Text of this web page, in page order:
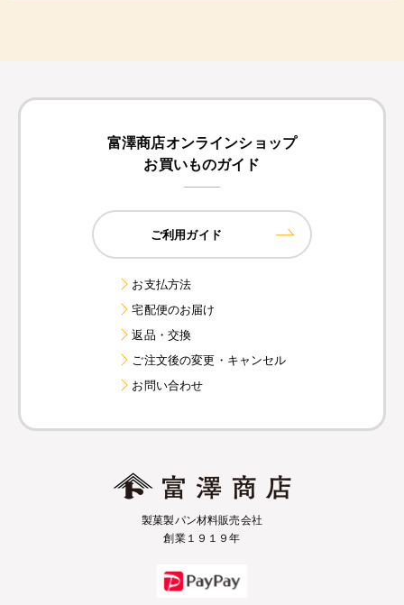
富澤商店オンラインショップ
お買いものガイド
ご利用ガイド
お支払方法
宅配便のお届け
返品・交換
ご注文後の変更・キャンセル
お問い合わせ
製菓製パン材料販売会社
創業１９１９年